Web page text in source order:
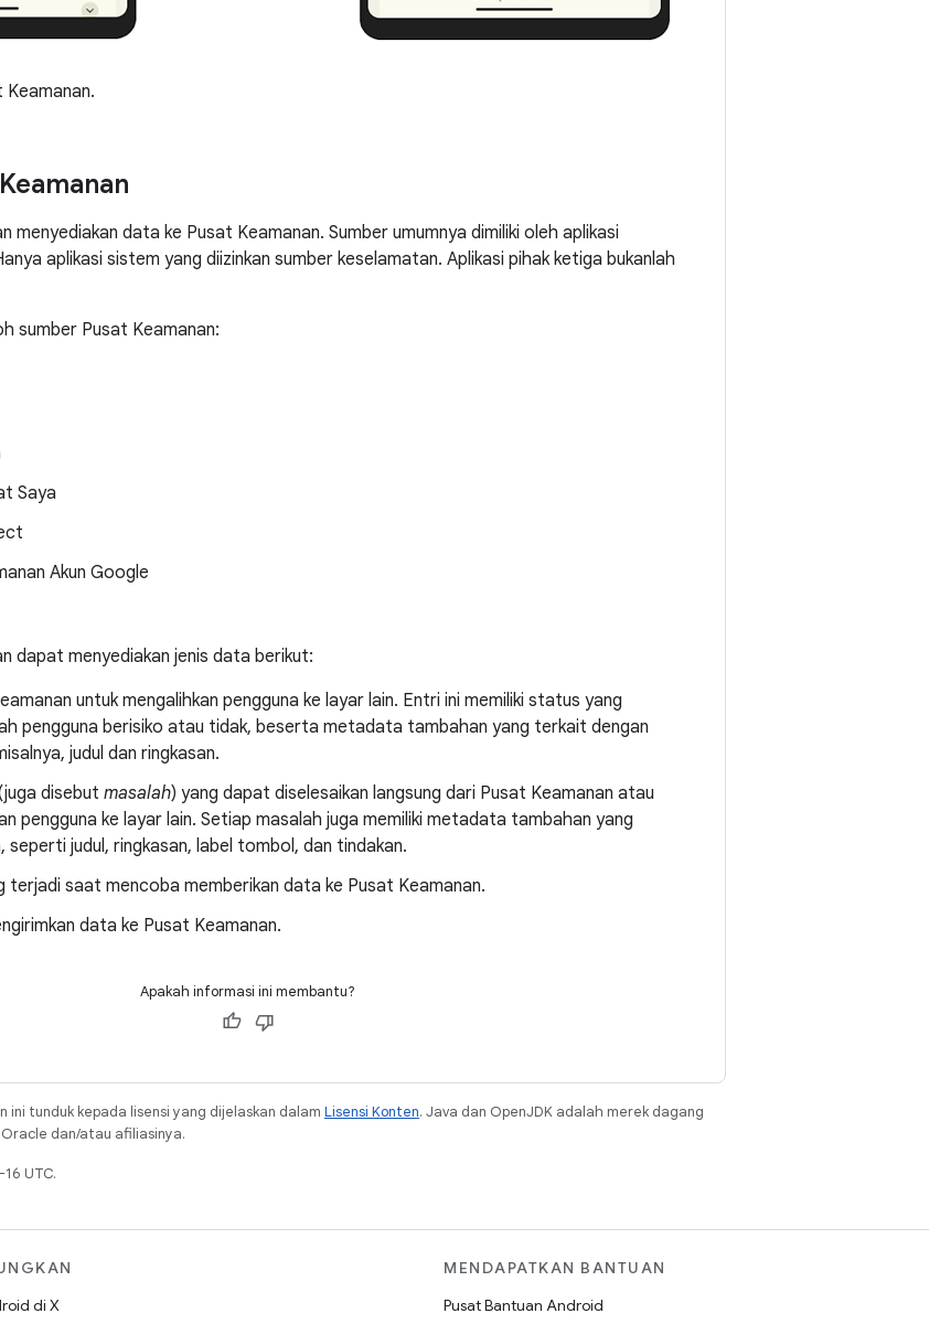
menyediakan data ke Pusat Keamanan. Sumber umumnya dimiliki oleh aplikasi
aplikasi sistem yang diizinkan sumber keselamatan. Aplikasi pihak ketiga bukanlah
sumber Pusat Keamanan:
Saya
Akun Google
dapat menyediakan jenis data berikut:
untuk mengalihkan pengguna ke layar lain. Entri ini memiliki status yang
pengguna berisiko atau tidak, beserta metadata tambahan yang terkait dengan
judul dan ringkasan.
disebut masalah) yang dapat diselesaikan langsung dari Pusat Keamanan atau
pengguna ke layar lain. Setiap masalah juga memiliki metadata tambahan yang
seperti judul, ringkasan, label tombol, dan tindakan.
terjadi saat mencoba memberikan data ke Pusat Keamanan.
data ke Pusat Keamanan.
Apakah informasi ini membantu?
ini tunduk kepada lisensi yang dijelaskan dalam Lisensi Konten. Java dan OpenJDK adalah merek dagang
dan/atau afiliasinya.
UTC.
di X
MENDAPATKAN BANTUAN
Pusat Bantuan Android